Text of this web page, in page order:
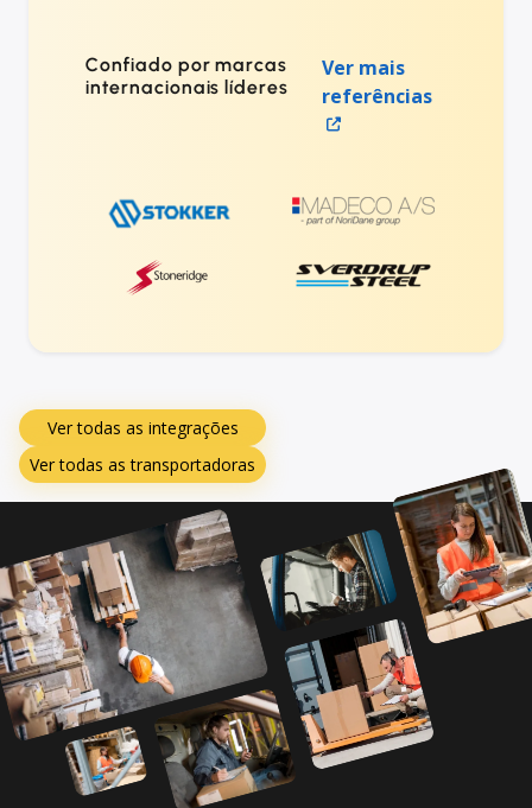
Confiado por marcas
internacionais líderes
Ver mais
referências
Ver todas as integrações
Ver todas as transportadoras